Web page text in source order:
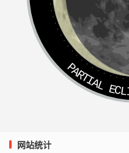
觜宿
四、北方玄武七宿：斗牛女
PARTIAL
网站统计